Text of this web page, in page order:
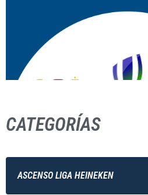
CATEGORÍAS
ASCENSO LIGA HEINEKEN